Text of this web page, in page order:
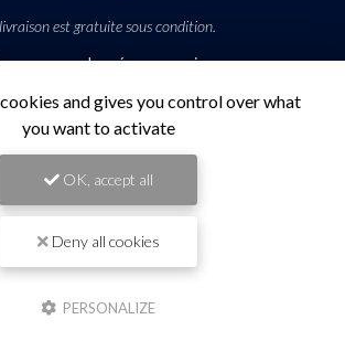
est gratuite sous condition.
nous sur les réseaux sociaux
Envoyez un message
and gives you control over what
you want to activate
OK, accept all
Deny all cookies
PERSONALIZE